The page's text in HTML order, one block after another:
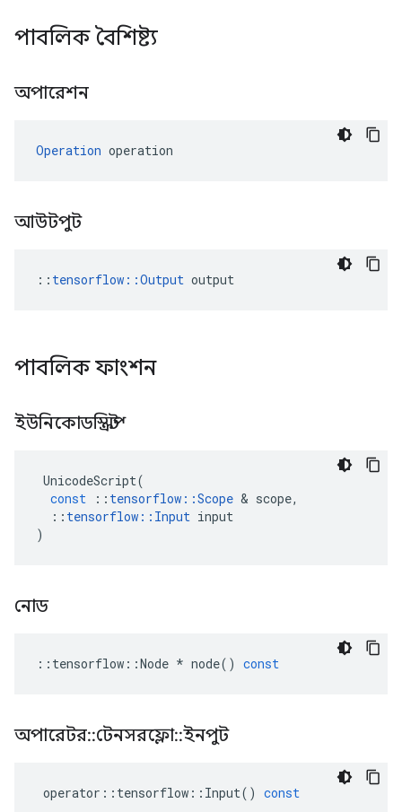
পাবলিক বৈশিষ্ট্য
অপারেশন
Operation operation
আউটপুট
:: tensorflow::Output output
পাবলিক ফাংশন
ইউনিকোডস্ক্রিপ্ট
UnicodeScript(
const
:: tensorflow ::Scope & scope,
:: tensorflow :: Input input
)
নোড
:: tensorflow ::Node * node() const
অপারেটর::টেনসরফ্লো::ইনপুট
operator :: tensorflow :: Input() const